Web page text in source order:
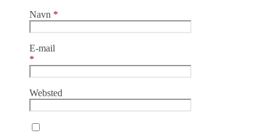
Navn *
E-mail
*
Websted